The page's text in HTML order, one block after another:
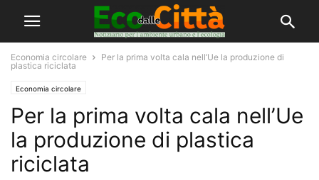
Economia circolare
Per la prima volta cala nell’Ue la produzione di
plastica riciclata
Economia circolare
Per la prima volta cala nell’Ue
la produzione di plastica
riciclata